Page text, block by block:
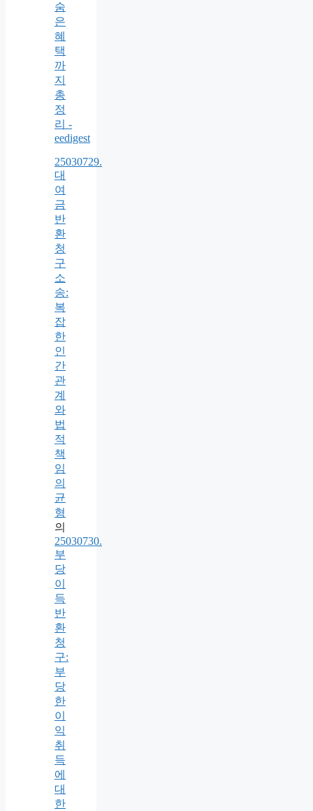
숨
은
혜
택
까
지
총
정
리 -
eedigest
25030729.
대
여
금
반
환
청
구
소
송:
복
잡
한
인
간
관
계
와
법
적
책
임
의
균
형
의
25030730.
부
당
이
득
반
환
청
구:
부
당
한
이
익
취
득
에
대
한